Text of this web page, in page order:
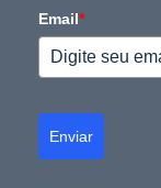
Email*
Enviar